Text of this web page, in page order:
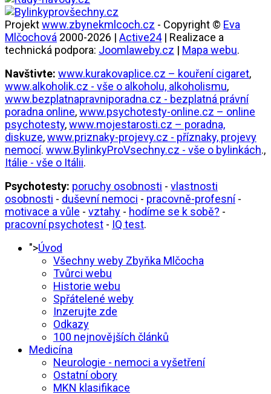
Projektwww.zbynekmlcoch.cz - Copyright © Eva
Mlčochová 2000-2026 | Active24| Realizace a
technická podpora: Joomlaweby.cz | Mapa webu.
Navštivte: www.kurakovaplice.cz – kouření cigaret,
www.alkoholik.cz - vše o alkoholu, alkoholismu,
www.bezplatnapravniporadna.cz - bezplatná právní
poradna online,www.psychotesty-online.cz – online
psychotesty,www.mojestarosti.cz – poradna,
diskuze,www.priznaky-projevy.cz - příznaky, projevy
nemocí. www.BylinkyProVsechny.cz - vše o bylinkách.,
Itálie - vše o Itálii.
Psychotesty: poruchy osobnosti - vlastnosti
osobnosti - duševní nemoci - pracovně-profesní-
motivace a vůle - vztahy - hodíme se k sobě? -
pracovní psychotest - IQ test.
">Úvod
Všechny weby Zbyňka Mlčocha
Tvůrci webu
Historie webu
Spřátelené weby
Inzerujte zde
Odkazy
100 nejnovějších článků
Medicína
Neurologie - nemoci a vyšetření
Ostatní obory
MKN klasifikace